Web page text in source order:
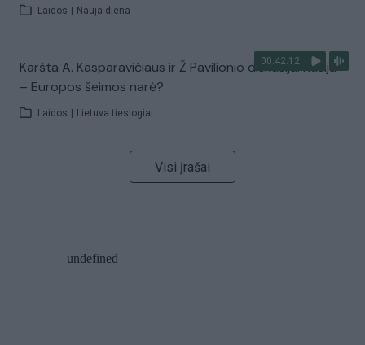
Laidos Nauja diena
00:42:12
Karšta A. Kasparavičiaus ir Ž Pavilionio diskusija: Rusija
– Europos šeimos narė?
Laidos Lietuva tiesiogiai
Visi įrašai